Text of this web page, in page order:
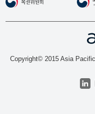
Copyright© 2015 Asia